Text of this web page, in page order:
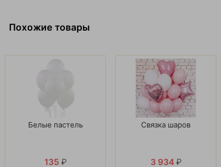
Похожие товары
Белые пастель
135 ₽
Связка шаров
3 934 ₽